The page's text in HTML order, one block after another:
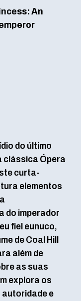
An
do último
clássica Ópera
curta-
elementos
do imperador
fiel eunuco,
de Coal Hill
além de
as suas
explora os
autoridade e